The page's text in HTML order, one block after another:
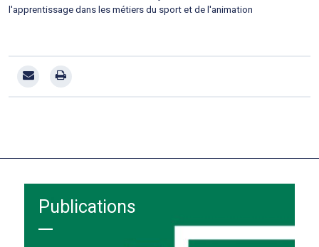
l'apprentissage dans les métiers du sport et de l'animation
Publications